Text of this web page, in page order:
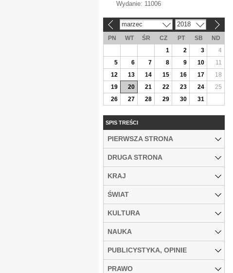
Wydanie: 11006
marzec 2018
PN WT ŚR CZ PT SB
ND
1
2 3
4
5
6 7 8 9 10
11
12
13 14 15 16 17
18
19
20 21 22 23 24
25
26
27 28 29 30 31
SPIS TREŚCI
PIERWSZA STRONA
DRUGA STRONA
KRAJ
ŚWIAT
KULTURA
NAUKA
PUBLICYSTYKA, OPINIE
PRAWO